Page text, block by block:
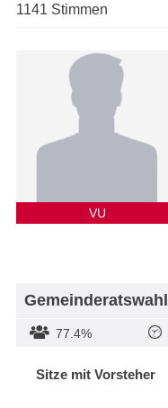
1141 Stimmen
VU
Gemeinderatswahl
77.4%
Sitze mit Vorsteher